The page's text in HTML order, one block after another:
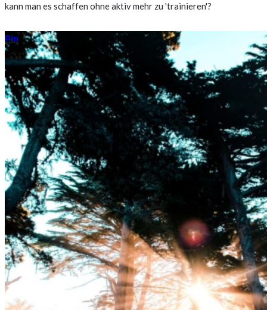
kann man es schaffen ohne aktiv mehr zu 'trainieren'?
Pin